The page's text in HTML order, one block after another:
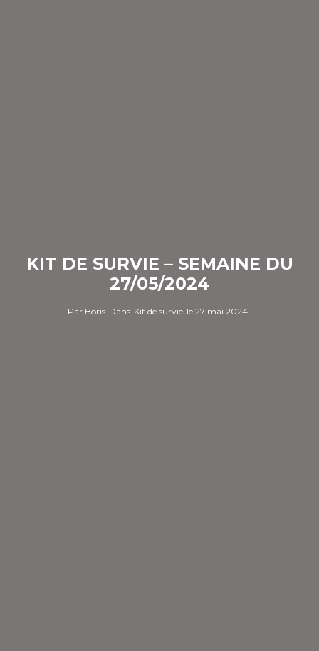
KIT DE SURVIE – SEMAINE DU
27/05/2024
Par Boris Dans Kit de survie le 27 mai 2024